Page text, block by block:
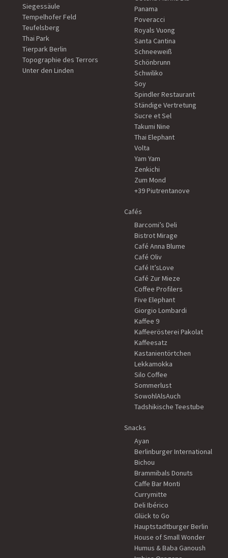
Siegessäule
Tempelhofer Feld
Teufelsberg
Thai Park
Tierpark Berlin
Topographie des Terrors
Unter den Linden
Panama
Poveracci
Royals Vuong
Santa Cantina
Schneeweiß
Schönbrunn
Schwiliko
Soy
Spindler Restaurant
Ständige Vertretung
Sucre et Sel
Takumi Nine
Thai Elephant
Volta
Yam Yam
Zenkichi
Zum Mond
+39 Piutrentanove
Cafés
Barcomi’s Deli
Bistrot Mirage
Café Anna Blume
Café Oliv
Café It’sLove
Café Zur Mieze
Coffee Profilers
Five Elephant
Giorgio Lombardi
Kaffee 9
Kaffeerösterei Pakolat
Kaffeesatz
Kastanientörtchen
Lekkamokka
Silo Coffee
Sommerlust
SowohlAlsAuch
Tadshikische Teestube
Snacks
Ayan
Berlinburger International
Bichou
Brammibals Donuts
Caffe Bar Monti
Currymitte
Deli Ibérico
Glück to Go
Hauptstadtburger Berlin
House of Small Wonder
Humus & Baba Ganoush